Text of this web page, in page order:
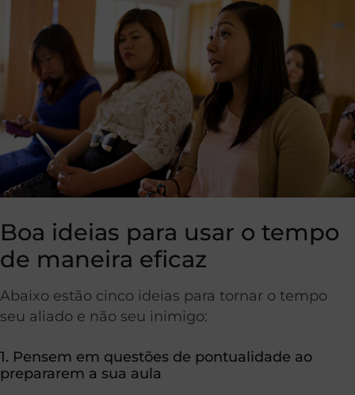
Boa ideias para usar o tempo
de maneira eficaz
Abaixo estão cinco ideias para tornar o tempo
seu aliado e não seu inimigo:
1. Pensem em questões de pontualidade ao
prepararem a sua aula